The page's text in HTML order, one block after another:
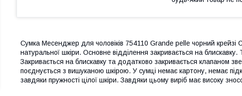
Сумка Месенджер для чоловіків 754110 Grande pelle чорний крейзі
натуральної шкіри. Основне відділення закривається на
Закривається на блискавку та додатково закривається клапаном
поєднується з вишуканою шкірою. У сумці немає картону, немає
завдяки пружності цілої шкіри. Завдяки цьому виріб має високу